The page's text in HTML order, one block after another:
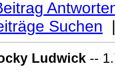
Suchen
Ludwick --